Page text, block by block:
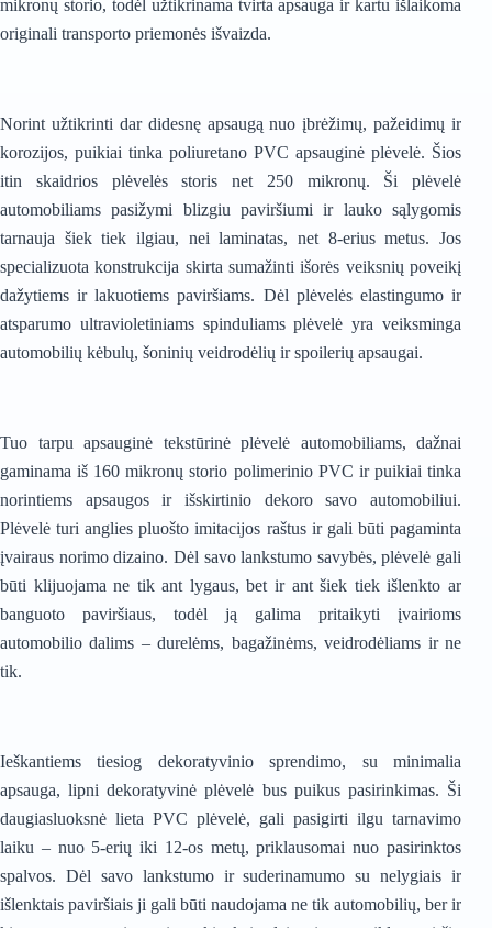
mikronų storio, todėl užtikrinama tvirta apsauga ir kartu išlaikoma
originali transporto priemonės išvaizda.
Norint užtikrinti dar didesnę apsaugą nuo įbrėžimų, pažeidimų ir
korozijos, puikiai tinka poliuretano PVC apsauginė plėvelė. Šios
itin skaidrios plėvelės storis net 250 mikronų. Ši plėvelė
automobiliams pasižymi blizgiu paviršiumi ir lauko sąlygomis
tarnauja šiek tiek ilgiau, nei laminatas, net 8-erius metus. Jos
specializuota konstrukcija skirta sumažinti išorės veiksnių poveikį
dažytiems ir lakuotiems paviršiams. Dėl plėvelės elastingumo ir
atsparumo ultravioletiniams spinduliams plėvelė yra veiksminga
automobilių kėbulų, šoninių veidrodėlių ir spoilerių apsaugai.
Tuo tarpu apsauginė tekstūrinė plėvelė automobiliams, dažnai
gaminama iš 160 mikronų storio polimerinio PVC ir puikiai tinka
norintiems apsaugos ir išskirtinio dekoro savo automobiliui.
Plėvelė turi anglies pluošto imitacijos raštus ir gali būti pagaminta
įvairaus norimo dizaino. Dėl savo lankstumo savybės, plėvelė gali
būti klijuojama ne tik ant lygaus, bet ir ant šiek tiek išlenkto ar
banguoto paviršiaus, todėl ją galima pritaikyti įvairioms
automobilio dalims – durelėms, bagažinėms, veidrodėliams ir ne
tik.
Ieškantiems tiesiog dekoratyvinio sprendimo, su minimalia
apsauga, lipni dekoratyvinė plėvelė bus puikus pasirinkimas. Ši
daugiasluoksnė lieta PVC plėvelė, gali pasigirti ilgu tarnavimo
laiku – nuo 5-erių iki 12-os metų, priklausomai nuo pasirinktos
spalvos. Dėl savo lankstumo ir suderinamumo su nelygiais ir
išlenktais paviršiais ji gali būti naudojama ne tik automobilių, ber ir